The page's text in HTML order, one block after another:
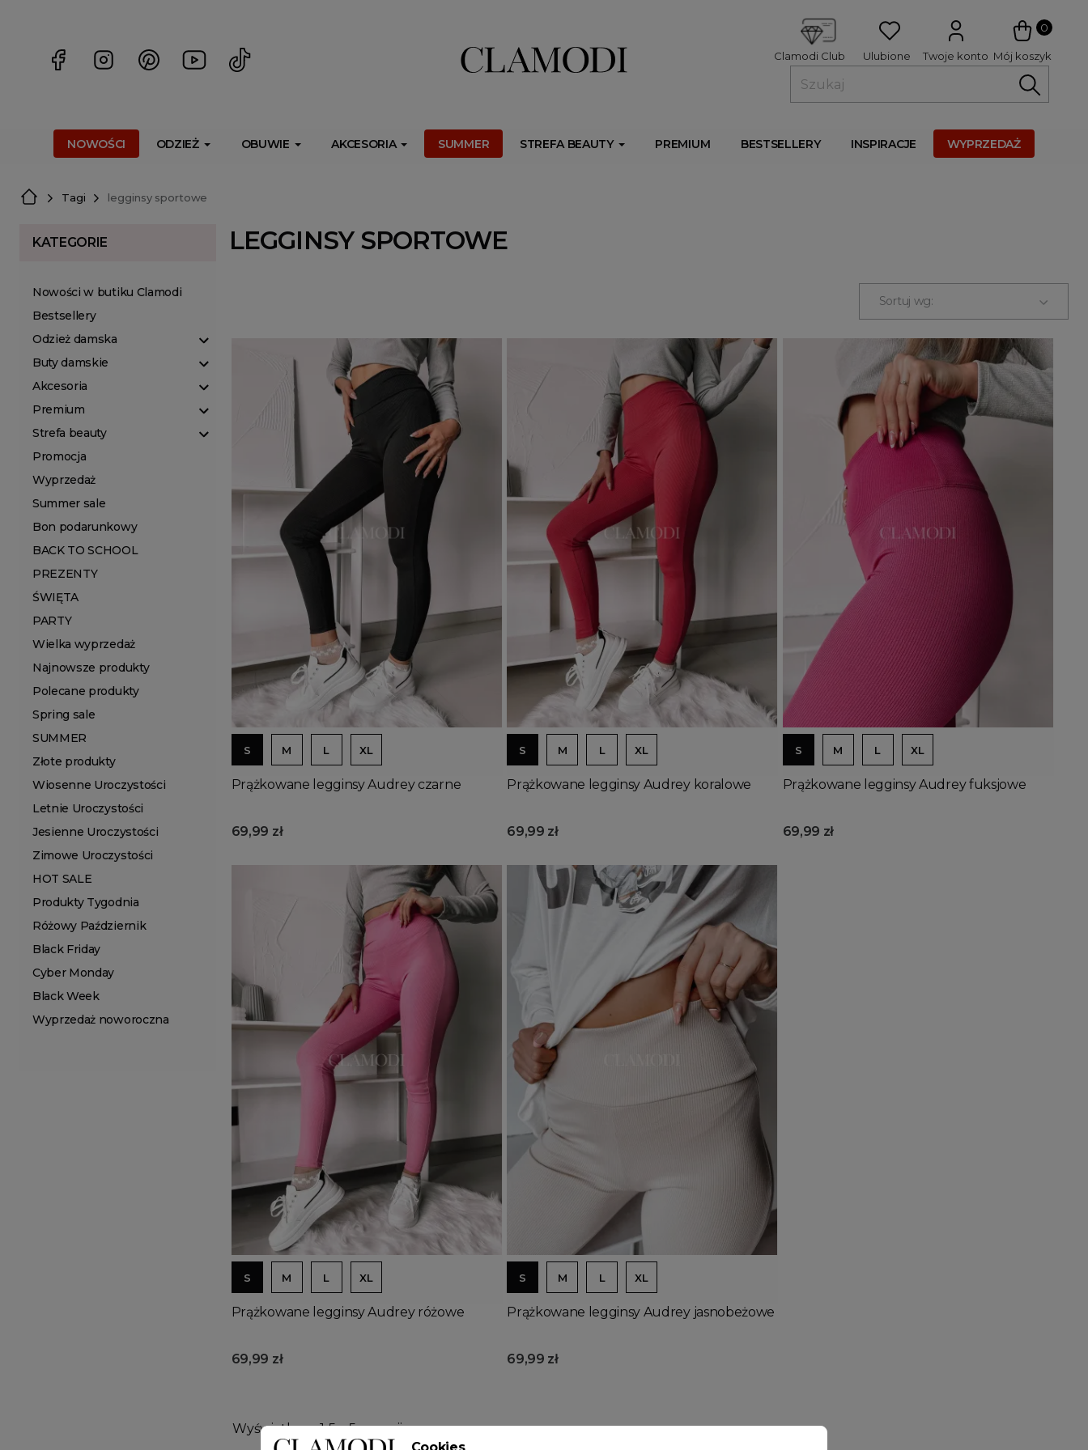
0
Mój koszyk
Twoje konto
Ulubione
Clamodi Club
NOWOŚCI ODZIEŻ OBUWIE AKCESORIA SUMMER STREFA BEAUTY PREMIUM BESTSELLERY INSPIRACJE WYPRZEDAŻ
Tagi legginsy sportowe
KATEGORIE
Nowości w butiku Clamodi
Bestsellery
Odzież damska
Buty damskie
Akcesoria
Premium
Strefa beauty
Promocja
Wyprzedaż
Summer sale
Bon podarunkowy
BACK TO SCHOOL
PREZENTY
ŚWIĘTA
PARTY
Wielka wyprzedaż
Najnowsze produkty
Polecane produkty
Spring sale
SUMMER
Złote produkty
Wiosenne Uroczystości
Letnie Uroczystości
Jesienne Uroczystości
Zimowe Uroczystości
HOT SALE
Produkty Tygodnia
Różowy Październik
Black Friday
Cyber Monday
Black Week
Wyprzedaż noworoczna
LEGGINSY SPORTOWE
Sortuj wg:
Dodaj do koszyka
S M L XL
Prążkowane legginsy Audrey czarne
69,99 zł
Dodaj do koszyka
S M L XL
Prążkowane legginsy Audrey koralowe
69,99 zł
S M L XL
Prążkowane legginsy Audrey fuksjowe
69,99 zł
Dodaj do koszyka
S M L XL
Prążkowane legginsy Audrey różowe
69,99 zł
S M L XL
Prążkowane legginsy Audrey jasnobeżowe
69,99 zł
Wyświetlono: 1-5 z 5 pozycji